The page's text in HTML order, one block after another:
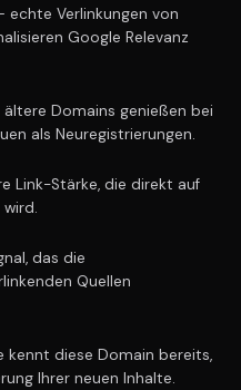
echte Verlinkungen von
Google Relevanz
Domains genießen bei
als Neuregistrierungen.
Link-Stärke, die direkt auf
das die
Quellen
kennt diese Domain bereits,
Ihrer neuen Inhalte.